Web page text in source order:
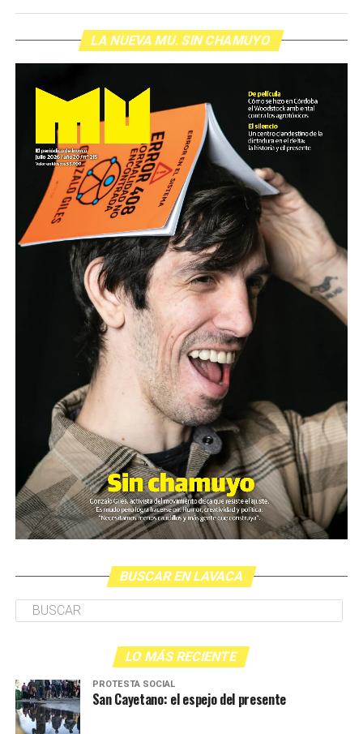
siempre, Pablo Marchetti que llega con música y con El
grito pelado.(Escuchá el programa completo)
Descargar los archivos de audio:Bloque 1/Bloque 2
Foto: Nacho Yuchark
Descargar el programa
La reproducción de este programa es libre. Sólo tenés
que mandar un mail a
infolavaca@yahoo.com.arpara
emitir todos los programas de Decí MU
LA NUEVA MU. SIN CHAMUYO
BUSCAR EN LAVACA
LO MÁS RECIENTE
PROTESTA SOCIAL
San Cayetano: el espejo del presente